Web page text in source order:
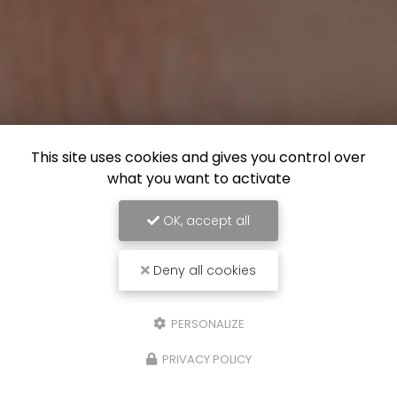
This site uses cookies and gives you control over
what you want to activate
OK, accept all
Deny all cookies
PERSONALIZE
PRIVACY POLICY